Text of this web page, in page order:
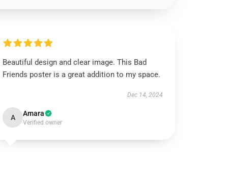
Beautiful design and clear image. This Bad
Friends poster is a great addition to my space.
Dec 14, 2024
A Amara
Verified owner